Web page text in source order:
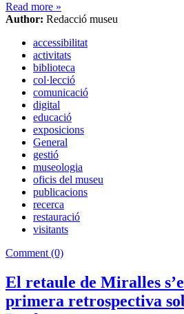
Read more »
Author: Redacció museu
accessibilitat
activitats
biblioteca
col·lecció
comunicació
digital
educació
exposicions
General
gestió
museologia
oficis del museu
publicacions
recerca
restauració
visitants
Comment (0)
El retaule de Miralles
primera retrospectiva